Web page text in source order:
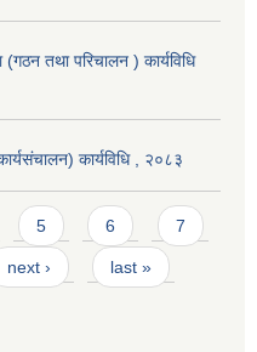
तथा परिचालन ) कार्यविधि
कार्यविधि , २०८३
5 6 7
next › last »